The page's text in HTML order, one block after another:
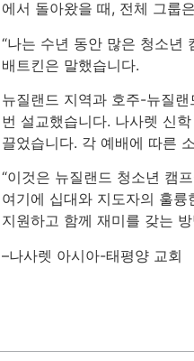
에서 돌아왔을 때, 전체 그룹
“나는 수년 동안 많은 청소년
배트킨은 말했습니다.
뉴질랜드 지역과 호주-뉴질
번 설교했습니다. 나사렛 신
끌었습니다. 각 예배에 따른
“이것은 뉴질랜드 청소년 캠
여기에 십대와 지도자의 훌
지원하고 함께 재미를 갖는
–나사렛 아시아-태평양 교회